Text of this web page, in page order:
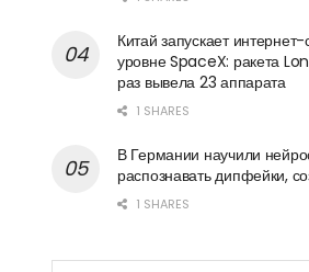
Китай запускает
уровне SpaceX: ракета
раз вывела 23 аппарата
1 SHARES
В Германии научили
распознавать дипфейки,
1 SHARES